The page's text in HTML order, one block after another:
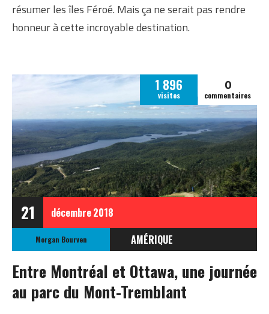
résumer les îles Féroé. Mais ça ne serait pas rendre
honneur à cette incroyable destination.
21 décembre2018
1 896
visites
0
commentaires
Morgan Bourven
AMÉRIQUE
CANADA
Entre Montréal et Ottawa, une journée
au parc du Mont-Tremblant